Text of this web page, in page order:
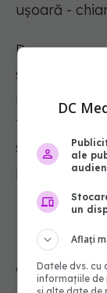
ușoară -
De aceea,
sunt
nivelurile.
faceți
sunt
pentru
exercițiile
DC
ale
un
Aflați
Datele dvs.
informațiile de